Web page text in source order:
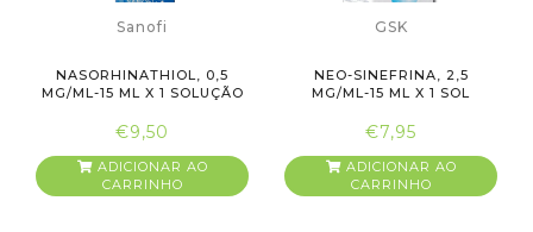
Sanofi
NASORHINATHIOL, 0,5
MG/ML-15 ML X 1 SOLUÇÃO
€9,50
ADICIONAR AO
CARRINHO
GSK
NEO-SINEFRINA, 2,5
MG/ML-15 ML X 1 SOL
€7,95
ADICIONAR AO
CARRINHO